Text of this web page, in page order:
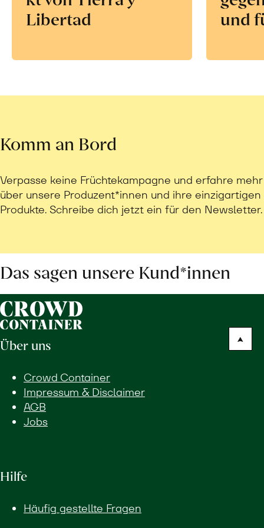
Libertad
und
Komm an Bord
Verpasse keine Früchtekampagne und erfahre mehr
über unsere Produzent*innen und ihre einzigartigen
Produkte. Schreibe dich jetzt ein für den Newsletter.
Das sagen unsere Kund*innen
Über uns
Crowd Container
Impressum & Disclaimer
AGB
Jobs
Hilfe
Häufig gestellte Fragen